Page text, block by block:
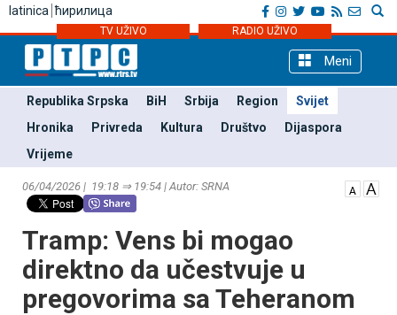
latinica ћирилица
TV UŽIVO RADIO UŽIVO
Meni
Republika Srpska BiH Srbija Region
Svijet
Hronika
Privreda Kultura Društvo
Dijaspora
Vrijeme
06/04/2026 | 19:18 ⇒ 19:54 | Autor: SRNA
Tramp: Vens bi mogao
direktno da učestvuje u
pregovorima sa Teheranom